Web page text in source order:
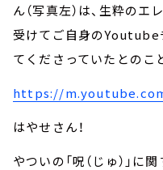
ん（写真左）は、生粋の
受けてご自身のYoutube
てくださっていたとのこ
https://
はやせさん！
やついの「呪（じゅ）」